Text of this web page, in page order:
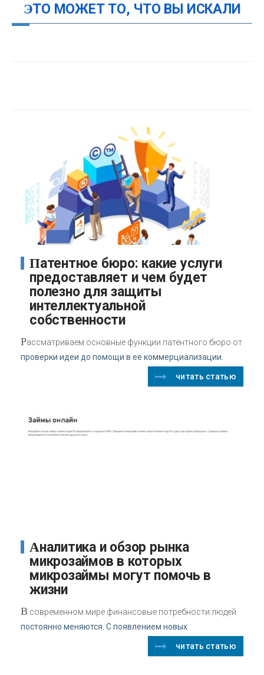
ЭТО МОЖЕТ ТО, ЧТО ВЫ ИСКАЛИ
Патентное бюро: какие услуги
предоставляет и чем будет
полезно для защиты
интеллектуальной
собственности
Рассматриваем основные функции патентного бюро от
проверки идеи до помощи в ее коммерциализации.
читать статью
Аналитика и обзор рынка
микрозаймов в которых
микрозаймы могут помочь в
жизни
В современном мире финансовые потребности людей
постоянно меняются. С появлением новых
читать статью